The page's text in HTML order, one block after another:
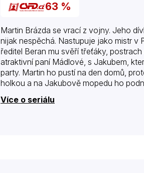
63 %
Martin Brázda se vrací z vojny. Jeho
nijak nespěchá. Nastupuje jako mistr v
ředitel Beran mu svěří třeťáky,
atraktivní paní Mádlové, s Jakubem,
party. Martin ho pustí na den domů,
holkou a na Jakubově mopedu ho
Více o seriálu